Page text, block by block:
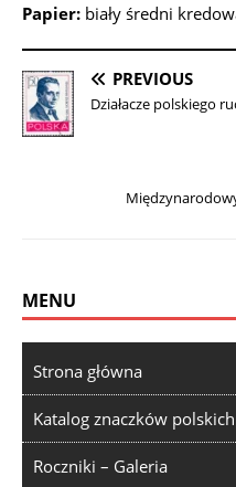
Papier: biały średni
PREVIOUS
Działacze polskiego
MENU
Strona główna
Katalog znaczków
Roczniki – Galeria